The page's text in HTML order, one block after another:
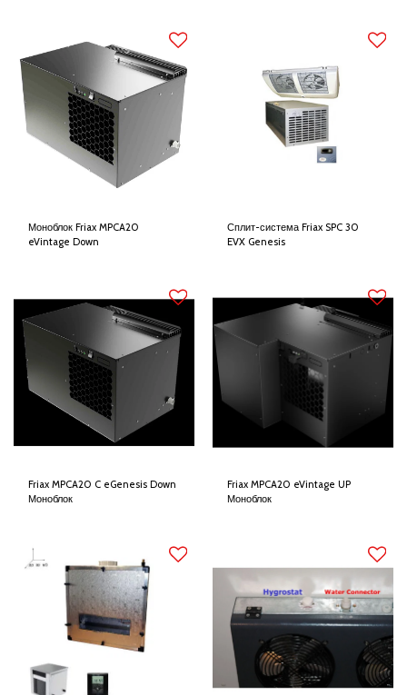
Моноблок Friax MPCA20
eVintage Down
Сплит-система Friax SPC 30
EVX Genesis
Friax MPCA20 C eGenesis Down
Моноблок
Friax MPCA20 eVintage UP
Моноблок